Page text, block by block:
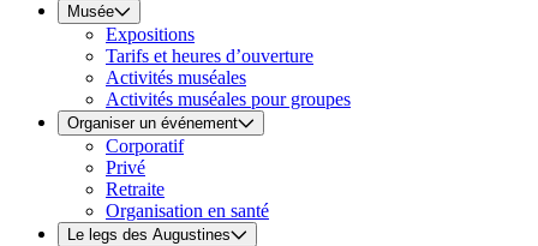
Musée
Expositions
Tarifs et heures d’ouverture
Activités muséales
Activités muséales pour groupes
Organiser un événement
Corporatif
Privé
Retraite
Organisation en santé
Le legs des Augustines